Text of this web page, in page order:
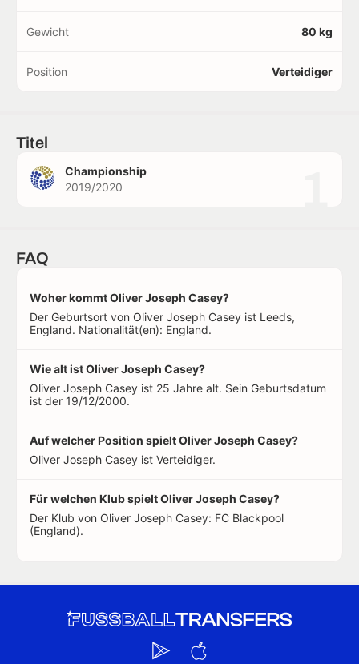
Gewicht 80 kg
Position Verteidiger
Titel
Championship
2019/2020
FAQ
Woher kommt Oliver Joseph Casey?
Der Geburtsort von Oliver Joseph Casey ist Leeds,
England. Nationalität(en): England.
Wie alt ist Oliver Joseph Casey?
Oliver Joseph Casey ist 25 Jahre alt. Sein Geburtsdatum
ist der 19/12/2000.
Auf welcher Position spielt Oliver Joseph Casey?
Oliver Joseph Casey ist Verteidiger.
Für welchen Klub spielt Oliver Joseph Casey?
Der Klub von Oliver Joseph Casey: FC Blackpool
(England).